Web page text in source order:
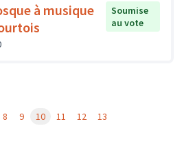
à musique
Soumise
au vote
8 9 10 11 12 13